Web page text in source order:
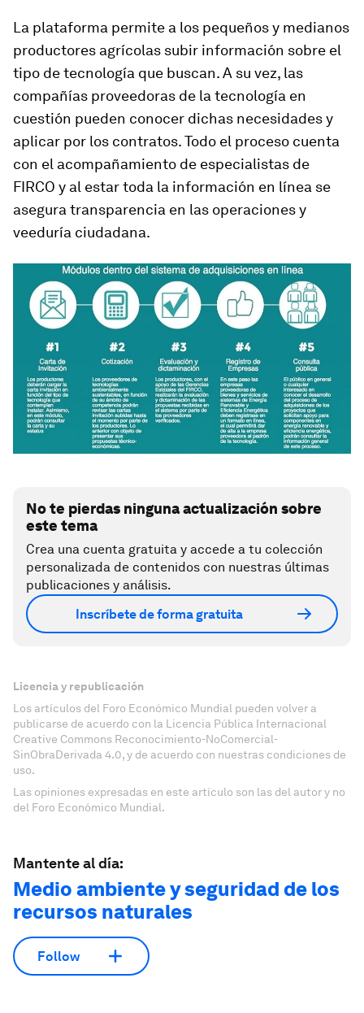
La plataforma permite a los pequeños y medianos
productores agrícolas subir información sobre el
tipo de tecnología que buscan. A su vez, las
compañías proveedoras de la tecnología en
cuestión pueden conocer dichas necesidades y
aplicar por los contratos. Todo el proceso cuenta
con el acompañamiento de especialistas de
FIRCO y al estar toda la información en línea se
asegura transparencia en las operaciones y
veeduría ciudadana.
No te pierdas ninguna actualización sobre
este tema
Crea una cuenta gratuita y accede a tu colección
personalizada de contenidos con nuestras últimas
publicaciones y análisis.
Inscríbete de forma gratuita
Licencia y republicación
Los artículos del Foro Económico Mundial pueden volver a
publicarse de acuerdo con la Licencia Pública Internacional
Creative Commons Reconocimiento-NoComercial-
SinObraDerivada 4.0, y de acuerdo con nuestras condiciones de
uso.
Las opiniones expresadas en este artículo son las del autor y no
del Foro Económico Mundial.
Mantente al día:
Medio ambiente y seguridad de los
recursos naturales
Follow